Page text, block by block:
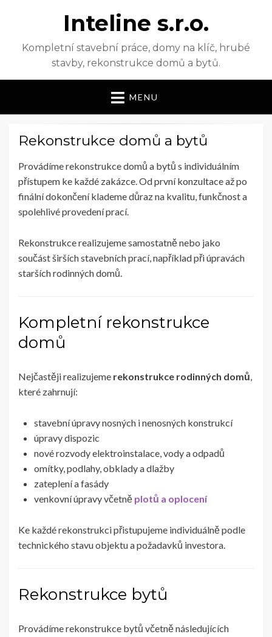
Inteline s.r.o.
Kompletní stavební práce, domy na klíč, hrubé
stavby, rekonstrukce domů a bytů.
MENU
Rekonstrukce domů a bytů
Provádíme rekonstrukce domů a bytů s individuálním
přístupem ke každé zakázce. Od první konzultace až po
finální dokončení klademe důraz na kvalitu, funkčnost a
spolehlivé provedení prací.
Rekonstrukce realizujeme samostatně nebo jako
součást širších stavebních prací, například při úpravách
starších rodinných domů.
Kompletní rekonstrukce
domů
Nejčastěji realizujeme rekonstrukce rodinných domů,
které zahrnují:
stavební úpravy nosných i nenosných konstrukcí
úpravy dispozic
nové rozvody elektroinstalace, vody a odpadů
omítky, podlahy, obklady a dlažby
zateplení a fasády
venkovní úpravy včetně plotů a oplocení
Ke každé rekonstrukci přistupujeme individuálně podle
technického stavu objektu a požadavků investora.
Rekonstrukce bytů
Provádíme rekonstrukce bytů včetně následujících